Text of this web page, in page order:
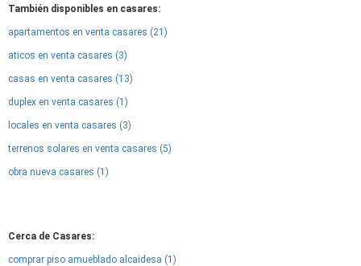
También disponibles en casares:
apartamentos en venta casares (21)
aticos en venta casares (3)
casas en venta casares (13)
duplex en venta casares (1)
locales en venta casares (3)
terrenos solares en venta casares (5)
obra nueva casares (1)
Cerca de Casares:
comprar piso amueblado alcaidesa (1)